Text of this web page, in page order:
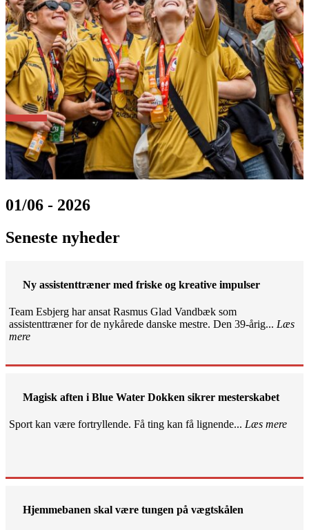
01/06 - 2026
Seneste nyheder
Ny assistenttræner med friske og kreative impulser
Team Esbjerg har ansat Rasmus Glad Vandbæk som
assistenttræner for de nykårede danske mestre. Den 39-årig... Læs
mere
Magisk aften i Blue Water Dokken sikrer mesterskabet
Sport kan være fortryllende. Få ting kan få lignende... Læs mere
Hjemmebanen skal være tungen på vægtskålen